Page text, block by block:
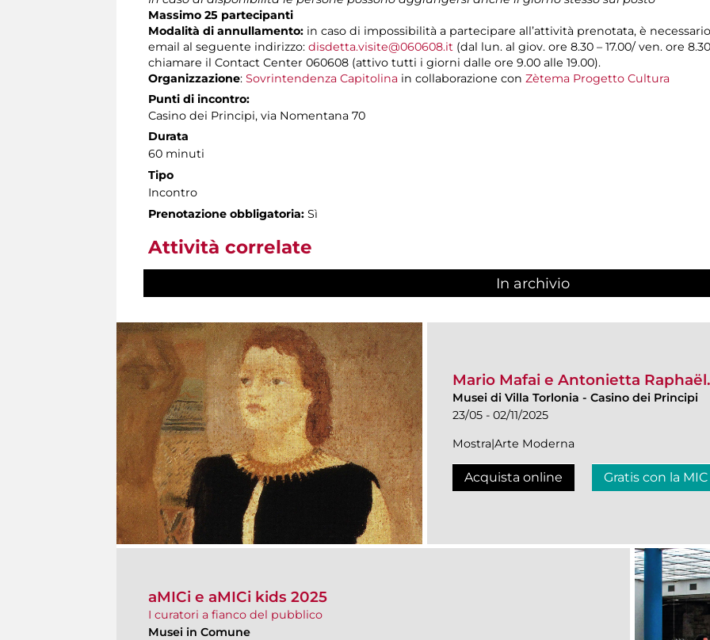
Massimo 25 partecipanti
Modalità di annullamento: in caso di impossibilità a partecipare all’attività prenotata, è
email al seguente indirizzo: disdetta.visite@060608.it (dal lun. al giov. ore 8.30 – 17.00/ ven. ore
chiamare il Contact Center 060608 (attivo tutti i giorni dalle ore 9.00 alle 19.00).
Organizzazione: Sovrintendenza Capitolina in collaborazione con Zètema Progetto Cultura
Punti di incontro:
Casino dei Principi, via Nomentana 70
Durata
60 minuti
Tipo
Incontro
Prenotazione obbligatoria: Sì
Attività correlate
In archivio
Mario Mafai e Antonietta
Musei di Villa Torlonia - Casino dei Principi
23/05 - 02/11/2025
Mostra|Arte Moderna
Acquista online Gratis con la
aMICi e aMICi kids 2025
I curatori a fianco del pubblico
Musei in Comune